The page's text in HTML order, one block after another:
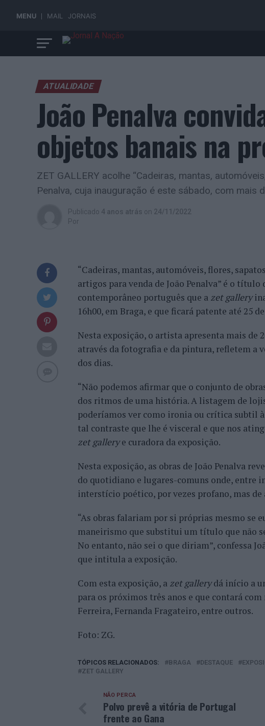
MENU MAIL JORNAIS
ATUALIDADE
João Penalva
objetos banais na
ZET GALLERY acolhe “Cadeiras, mantas,
Penalva, cuja inauguração é este sábado, com
Publicado 4 anos atrás on 24/11/2022
Por
“Cadeiras, mantas, automóveis, flores,
artigos para venda de João Penalva” é o
contemporâneo português que a zet gallery
16h00, em Braga, e que ficará patente até 25
Nesta exposição, o artista apresenta mais de
através da fotografia e da pintura, refletem a
dos dias.
“Não podemos afirmar que o conjunto de
dos ritmos de uma história. A listagem de
poderíamos ver como ironia ou crítica subtil
tal contraste que lhe é visceral e que nos
zet gallerye curadora da exposição.
Nesta exposição, as obras de João Penalva
do quotidiano e lugares-comuns onde, entre
interstício poético, por vezes profano, mas
“As obras falariam por si próprias mesmo se
maneirismo que substitui um título que não
No entanto, não sei o que diriam”, confessa
que intitula a exposição.
Com esta exposição, a zet gallerydá início a
para os próximos três anos e que contará
Ferreira, Fernanda Fragateiro, entre outros.
Foto: ZG.
TÓPICOS RELACIONADOS: BRAGA DESTAQUE
ZET GALLERY
NÃO PERCA
Polvo prevê a vitória de Portugal
frente ao Gana